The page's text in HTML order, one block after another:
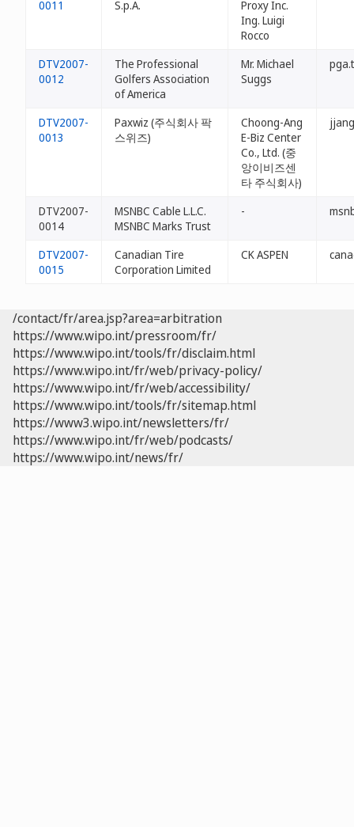
0011
S.p.A.
Proxy Inc.
Ing. Luigi
Rocco
DTV2007-
0012
The Professional
Golfers Association
of America
Mr. Michael
Suggs
DTV2007-
0013
Paxwiz (주식회사 팍
스위즈)
Choong-Ang
E-Biz Center
Co., Ltd. (중
앙이비즈센
타 주식회사)
DTV2007-
0014
MSNBC Cable L.L.C.
MSNBC Marks Trust
-
DTV2007-
0015
Canadian Tire
Corporation Limited
CK ASPEN
/contact/fr/area.jsp?area=arbitration
https://www.wipo.int/pressroom/fr/
https://www.wipo.int/tools/fr/disclaim.html
https://www.wipo.int/fr/web/privacy-policy/
https://www.wipo.int/fr/web/accessibility/
https://www.wipo.int/tools/fr/sitemap.html
https://www3.wipo.int/newsletters/fr/
https://www.wipo.int/fr/web/podcasts/
https://www.wipo.int/news/fr/